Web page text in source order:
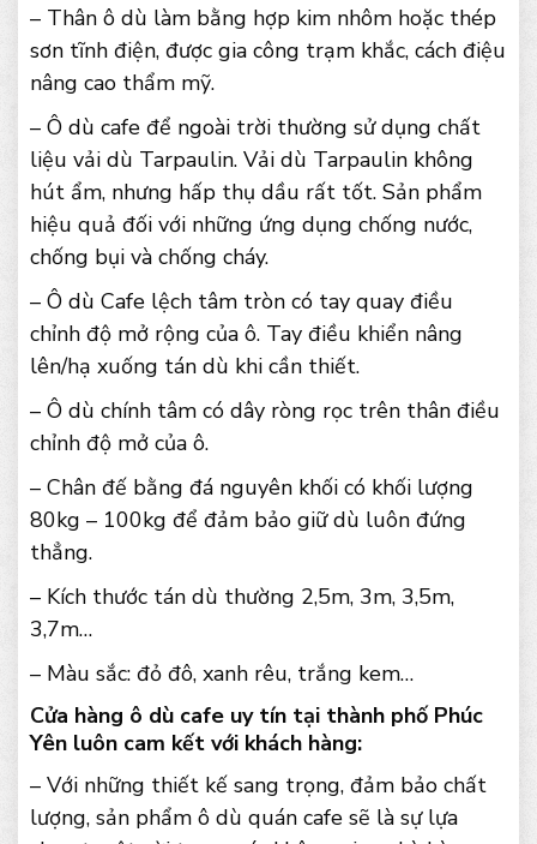
– Thân ô dù làm bằng hợp kim nhôm hoặc thép
sơn tĩnh điện, được gia công trạm khắc, cách điệu
nâng cao thẩm mỹ.
– Ô dù cafe để ngoài trời thường sử dụng chất
liệu vải dù Tarpaulin. Vải dù Tarpaulin không
hút ẩm, nhưng hấp thụ dầu rất tốt. Sản phẩm
hiệu quả đối với những ứng dụng chống nước,
chống bụi và chống cháy.
– Ô dù Cafe lệch tâm tròn có tay quay điều
chỉnh độ mở rộng của ô. Tay điều khiển nâng
lên/hạ xuống tán dù khi cần thiết.
– Ô dù chính tâm có dây ròng rọc trên thân điều
chỉnh độ mở của ô.
– Chân đế bằng đá nguyên khối có khối lượng
80kg – 100kg để đảm bảo giữ dù luôn đứng
thẳng.
– Kích thước tán dù thường 2,5m, 3m, 3,5m,
3,7m…
– Màu sắc: đỏ đô, xanh rêu, trắng kem…
Cửa hàng ô dù cafe uy tín tại thành phố Phúc
Yên luôn cam kết với khách hàng:
– Với những thiết kế sang trọng, đảm bảo chất
lượng, sản phẩm ô dù quán cafe sẽ là sự lựa